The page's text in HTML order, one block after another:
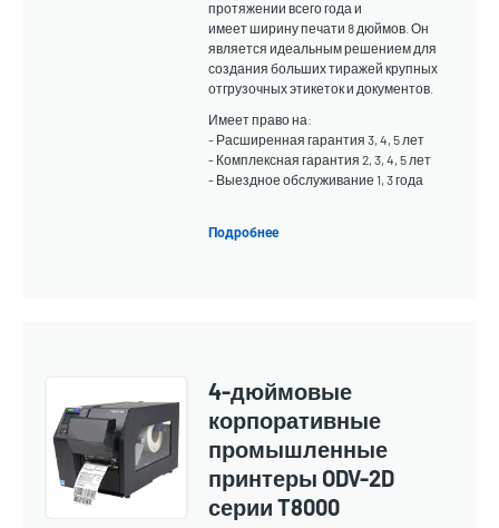
протяжении всего года и
имеет ширину печати 8 дюймов. Он
является идеальным решением для
создания больших тиражей крупных
отгрузочных этикеток и документов.
Имеет право на:
- Расширенная гарантия 3, 4, 5 лет
- Комплексная гарантия 2, 3, 4, 5 лет
- Выездное обслуживание 1, 3 года
Подробнее
4-дюймовые
корпоративные
промышленные
принтеры ODV-2D
серии T8000